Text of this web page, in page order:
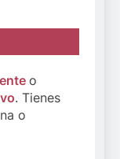
o
. Tienes
o